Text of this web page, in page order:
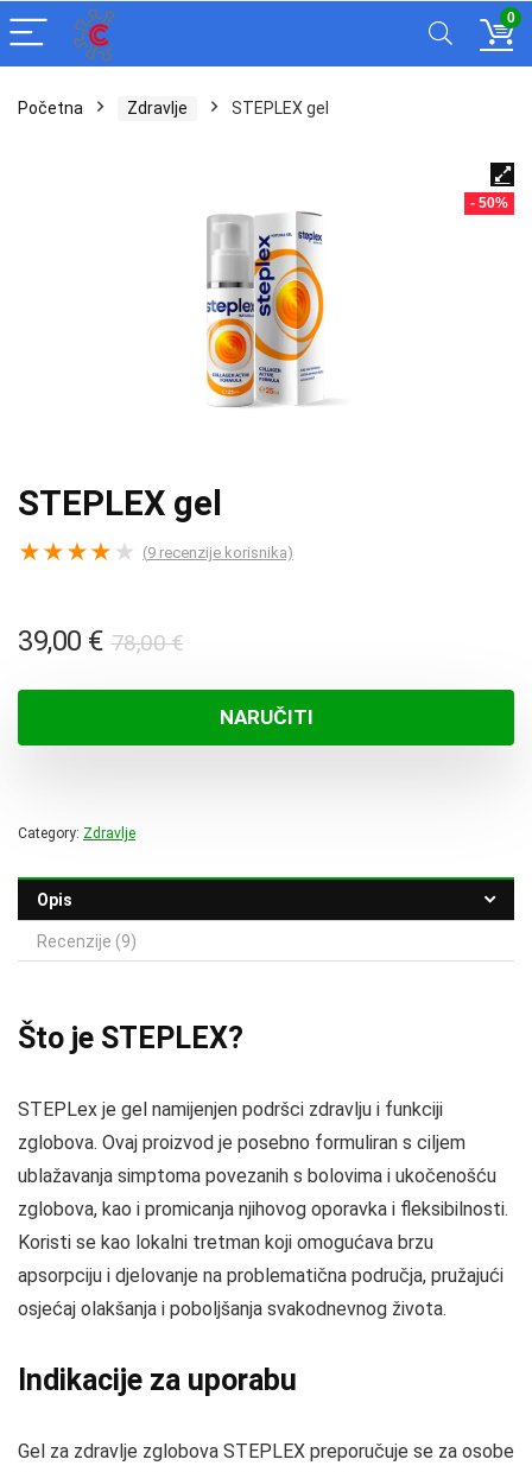
0
Početna Zdravlje STEPLEX gel
- 50%
STEPLEX gel
★★★★ ★ (9 recenzije korisnika)
78,00€Izvorna
bila
je:
39,00 €
Trenutna
39,00 €.
NARUČITI
Category: Zdravlje
Opis
Recenzije (9)
Što je STEPLEX?
STEPLex je gel namijenjen podršci zdravlju i funkciji
zglobova. Ovaj proizvod je posebno formuliran s ciljem
ublažavanja simptoma povezanih s bolovima i ukočenošću
zglobova, kao i promicanja njihovog oporavka i fleksibilnosti.
Koristi se kao lokalni tretman koji omogućava brzu
apsorpciju i djelovanje na problematična područja, pružajući
osjećaj olakšanja i poboljšanja svakodnevnog života.
Indikacije za uporabu
Gel za zdravlje zglobova STEPLEX preporučuje se za osobe